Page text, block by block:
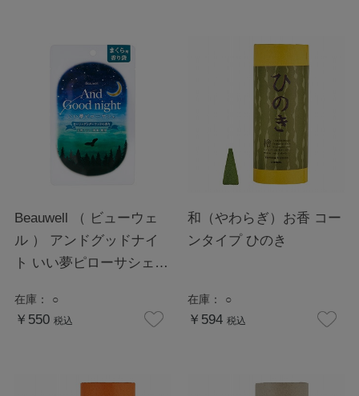
Beauwell （ ビューウェ
ル ） アンドグッドナイ
ト いい夢ピローサシェ
在庫： ○
￥550 税込
和（やわらぎ）お香 コー
ンタイプ ひのき
在庫： ○
￥594 税込